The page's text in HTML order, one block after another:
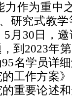
作为重中
研究式教
月30日，
到2023年
名学员详
的工作方案
重要论述